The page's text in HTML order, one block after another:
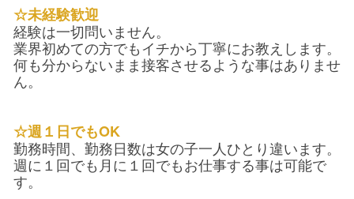
☆未経験歓迎
経験は一切問いません。
業界初めての方でもイチから丁寧にお教えします。
何も分からないまま接客させるような事はありませ
ん。
☆週１日でもOK
勤務時間、勤務日数は女の子一人ひとり違います。
週に１回でも月に１回でもお仕事する事は可能で
す。